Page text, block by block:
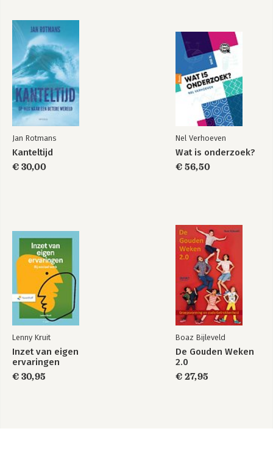
De 48 wetten van
de macht -
beknopte editie
Mastery
Bekijk alle boeken
Jan Rotmans
Kanteltijd
€ 30,00
Nel Verhoeven
Wat is onderzoek?
€ 56,50
Lenny Kruit
Inzet van eigen
ervaringen
€ 30,95
Boaz Bijleveld
De Gouden Weken
2.0
€ 27,95